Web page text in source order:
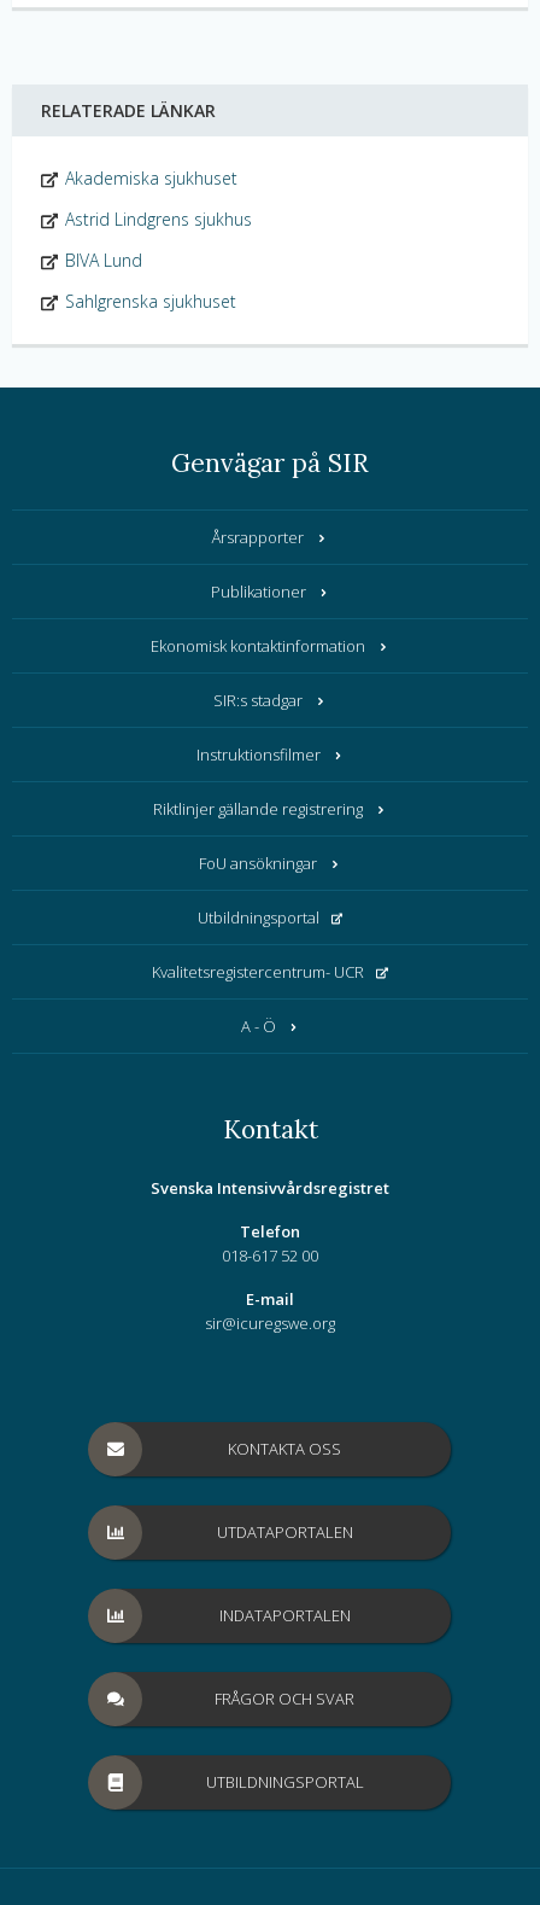
RELATERADE LÄNKAR
Akademiska sjukhuset
Astrid Lindgrens sjukhus
BIVA Lund
Sahlgrenska sjukhuset
Genvägar på SIR
Årsrapporter
Publikationer
Ekonomisk kontaktinformation
SIR:s stadgar
Instruktionsfilmer
Riktlinjer gällande registrering
FoU ansökningar
Utbildningsportal
Kvalitetsregistercentrum- UCR
A - Ö
Kontakt
Svenska Intensivvårdsregistret
Telefon
018-617 52 00
E-mail
sir@icuregswe.org
KONTAKTA OSS
UTDATAPORTALEN
INDATAPORTALEN
FRÅGOR OCH SVAR
UTBILDNINGSPORTAL